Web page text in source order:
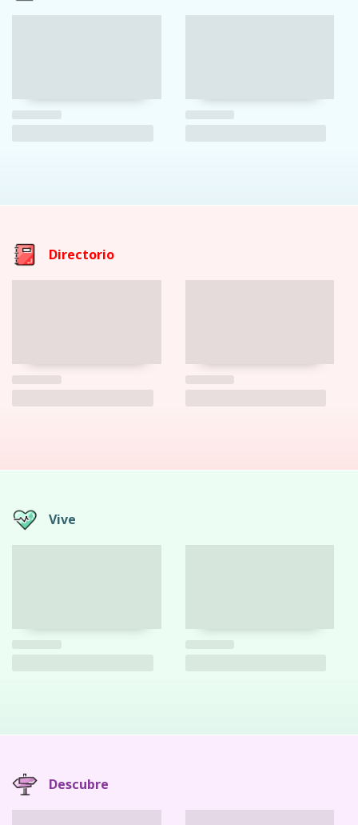
Directorio
Vive
Descubre